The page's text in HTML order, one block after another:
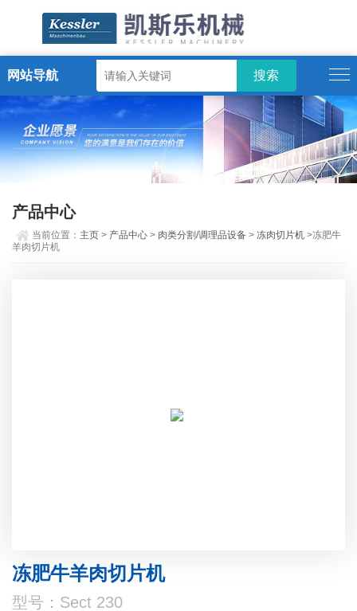
ENGLISH
网站导航
产品中心
当前位置： 主页 > 产品中心 > 肉类分割/调理品设备 >冻肉切片机 >冻肥牛
羊肉切片机
冻肥牛羊肉切片机
型号：Sect 230